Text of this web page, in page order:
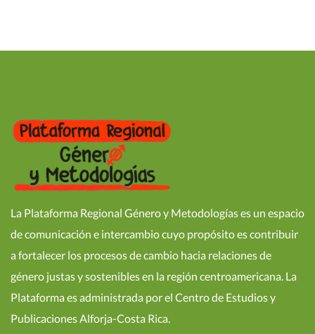
La Plataforma Regional Género y Metodologías es un espacio
de comunicación e intercambio cuyo propósito es contribuir
a fortalecer los procesos de cambio hacia relaciones de
género justas y sostenibles en la región centroamericana. La
Plataforma es administrada por el Centro de Estudios y
Publicaciones Alforja-Costa Rica.